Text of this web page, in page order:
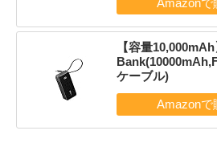
【容量
ケーブル)